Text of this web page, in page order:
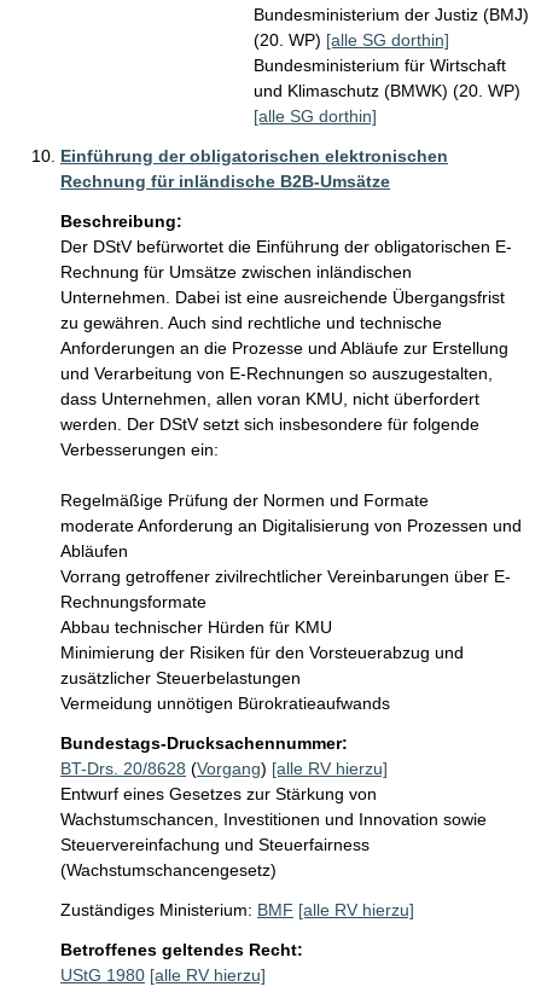
Bundesministerium der Justiz (BMJ)
(20. WP) [alle SG dorthin]
Bundesministerium für Wirtschaft
und Klimaschutz (BMWK) (20. WP)
[alle SG dorthin]
Einführung der obligatorischen elektronischen
Rechnung für inländische B2B-Umsätze
Beschreibung:
Der DStV befürwortet die Einführung der obligatorischen E-
Rechnung für Umsätze zwischen inländischen
Unternehmen. Dabei ist eine ausreichende Übergangsfrist
zu gewähren. Auch sind rechtliche und technische
Anforderungen an die Prozesse und Abläufe zur Erstellung
und Verarbeitung von E-Rechnungen so auszugestalten,
dass Unternehmen, allen voran KMU, nicht überfordert
werden. Der DStV setzt sich insbesondere für folgende
Verbesserungen ein:
Regelmäßige Prüfung der Normen und Formate
moderate Anforderung an Digitalisierung von Prozessen und
Abläufen
Vorrang getroffener zivilrechtlicher Vereinbarungen über E-
Rechnungsformate
Abbau technischer Hürden für KMU
Minimierung der Risiken für den Vorsteuerabzug und
zusätzlicher Steuerbelastungen
Bundestags-Drucksachennummer:
BT-Drs. 20/8628 (Vorgang) [alle RV hierzu]
Entwurf eines Gesetzes zur Stärkung von
Wachstumschancen, Investitionen und Innovation sowie
Steuervereinfachung und Steuerfairness
(Wachstumschancengesetz)
Zuständiges Ministerium: BMF [alle RV hierzu]
Betroffenes geltendes Recht:
UStG 1980 [alle RV hierzu]